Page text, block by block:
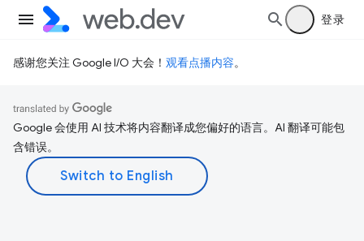
登录
感谢您关注 Google I/O 大会！ 观看点播内容。
Google 会使用 AI 技术将内容翻译成您偏好的语言。AI 翻译可能包
含错误。